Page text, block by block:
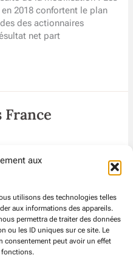
aux
utilisons des technologies telles
aux informations des appareils.
permettra de traiter des données
ou les ID uniques sur ce site. Le
consentement peut avoir un effet
fonctions.
2018 confortent le plan
des actionnaires
net part
France
S’est-il Vraiment Dit au
position de la CFDT sur les
et la qualité de travail
et budget 2018 : la CFDT